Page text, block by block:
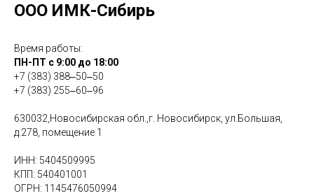
ООО ИМК-Сибирь
Время работы:
ПН-ПТ с 9:00 до 18:00
+7 (383) 388‒50‒50
+7 (383) 255‒60‒96
630032,Новосибирская обл.,г. Новосибирск, ул.Большая,
д.278, помещение 1
ИНН: 5404509995
КПП: 540401001
ОГРН: 1145476050994